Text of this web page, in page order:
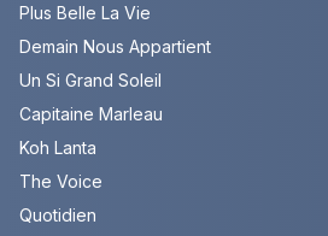
Plus Belle La Vie
Demain Nous Appartient
Un Si Grand Soleil
Capitaine Marleau
Koh Lanta
The Voice
Quotidien